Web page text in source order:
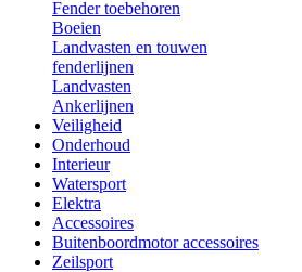
Fender toebehoren
Boeien
Landvasten en touwen
fenderlijnen
Landvasten
Ankerlijnen
Veiligheid
Onderhoud
Interieur
Watersport
Elektra
Accessoires
Buitenboordmotor accessoires
Zeilsport